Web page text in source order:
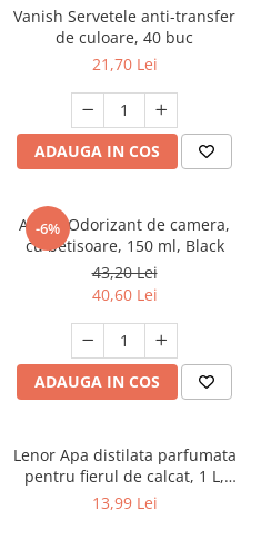
Vanish Servetele anti-transfer
de culoare, 40 buc
21,70 Lei
ADAUGA IN COS
-6%
Areon Odorizant de camera,
cu betisoare, 150 ml, Black
43,20 Lei
40,60 Lei
ADAUGA IN COS
Lenor Apa distilata parfumata
pentru fierul de calcat, 1 L,
Spring Awakening
13,99 Lei